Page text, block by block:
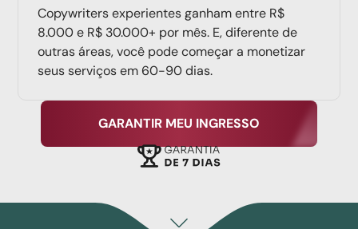
Copywriters experientes ganham entre R$
8.000 e R$ 30.000+ por mês. E, diferente de
outras áreas, você pode começar a monetizar
seus serviços em 60-90 dias.
GARANTIR MEU INGRESSO